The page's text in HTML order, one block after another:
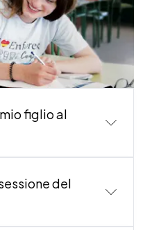
figlio al
è completare il
nostro sitoweb.
Pre
del